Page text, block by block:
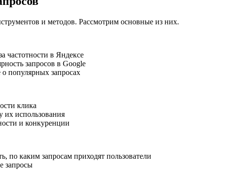
и методов. Рассмотрим основные из них.
частотности в Яндексе
запросов в Google
популярных запросах
клика
их использования
и конкуренции
по каким запросам приходят пользователи
запросы